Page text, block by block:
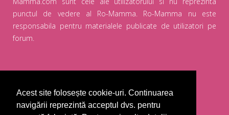
Acest site folosește cookie-uri. Continuarea
navigării reprezintă acceptul dvs. pentru
punctul de vedere al Ro-Mamma. Ro-Mamma nu este
responsabila pentru materialele publicate de utilizatori pe
forum.
Sitemap
Utilizatori